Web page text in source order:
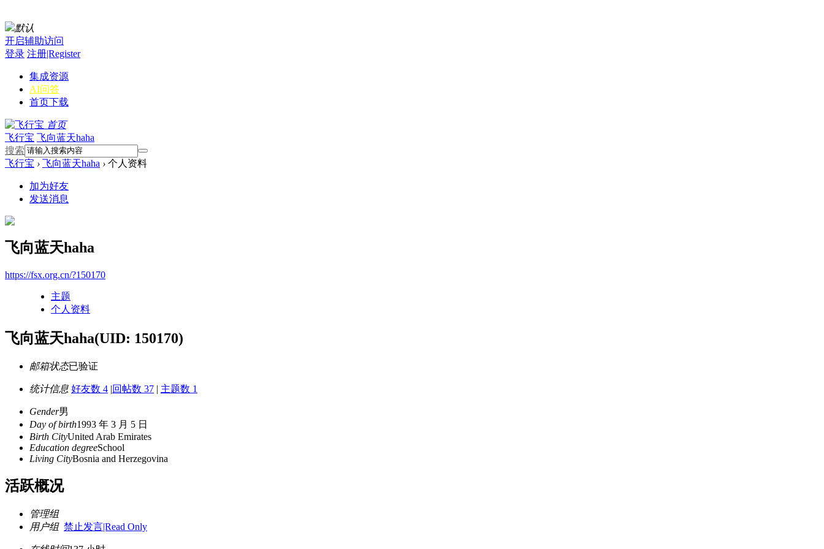
默认
开启辅助访问
登录 注册|Register
集成资源
AI问答
首页下载
首页
飞行宝 飞向蓝天haha
搜索
飞行宝 › 飞向蓝天haha › 个人资料
加为好友
发送消息
飞向蓝天haha
https://fsx.org.cn/?150170
主题
个人资料
飞向蓝天haha(UID: 150170)
邮箱状态已验证
统计信息 好友数 4 |回帖数 37 | 主题数 1
Gender男
Day of birth1993 年 3 月 5 日
Birth CityUnited Arab Emirates
Education degreeSchool
Living CityBosnia and Herzegovina
活跃概况
管理组
用户组 禁止发言|Read Only